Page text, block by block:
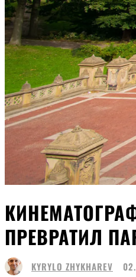
ПРЕВРАТИЛ
KYRYLO ZHYKHAREV